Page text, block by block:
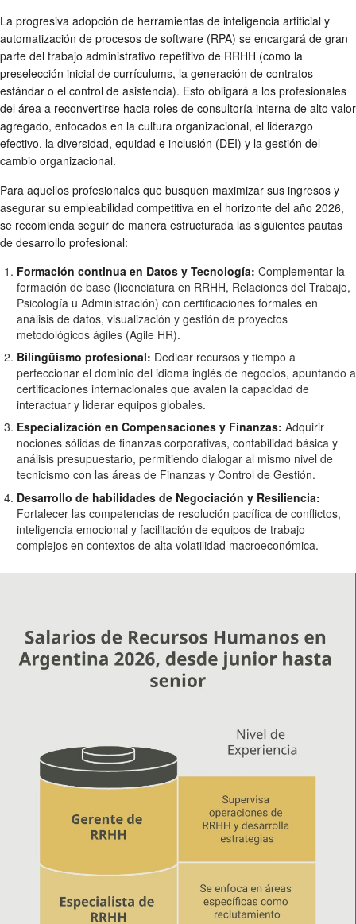
La progresiva adopción de herramientas de inteligencia artificial y
automatización de procesos de software (RPA) se encargará de gran
parte del trabajo administrativo repetitivo de RRHH (como la
preselección inicial de currículums, la generación de contratos
estándar o el control de asistencia). Esto obligará a los profesionales
del área a reconvertirse hacia roles de consultoría interna de alto valor
agregado, enfocados en la cultura organizacional, el liderazgo
efectivo, la diversidad, equidad e inclusión (DEI) y la gestión del
cambio organizacional.
Para aquellos profesionales que busquen maximizar sus ingresos y
asegurar su empleabilidad competitiva en el horizonte del año 2026,
se recomienda seguir de manera estructurada las siguientes pautas
de desarrollo profesional:
Formación continua en Datos y Tecnología: Complementar la
formación de base (licenciatura en RRHH, Relaciones del Trabajo,
Psicología u Administración) con certificaciones formales en
análisis de datos, visualización y gestión de proyectos
metodológicos ágiles (Agile HR).
Bilingüismo profesional: Dedicar recursos y tiempo a
perfeccionar el dominio del idioma inglés de negocios, apuntando a
certificaciones internacionales que avalen la capacidad de
interactuar y liderar equipos globales.
Especialización en Compensaciones y Finanzas: Adquirir
nociones sólidas de finanzas corporativas, contabilidad básica y
análisis presupuestario, permitiendo dialogar al mismo nivel de
tecnicismo con las áreas de Finanzas y Control de Gestión.
Desarrollo de habilidades de Negociación y Resiliencia:
Fortalecer las competencias de resolución pacífica de conflictos,
inteligencia emocional y facilitación de equipos de trabajo
complejos en contextos de alta volatilidad macroeconómica.